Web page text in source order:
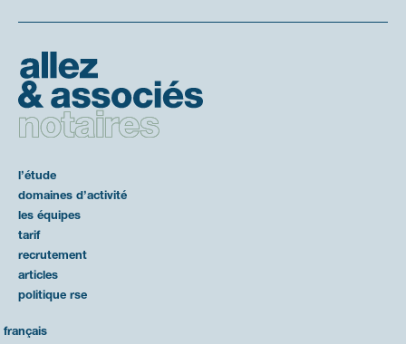
l’étude
domaines d’activité
les équipes
tarif
recrutement
articles
politique rse
français